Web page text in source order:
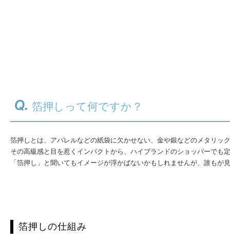
箔押しって何ですか？
箔押しとは、アパレルなどの紙袋に欠かせない、金や銀などのメタリッ
その高級感と目を惹くインパクトから、ハイブランドのショッパーでも
「箔押し」と聞いてもイメージが浮かばないかもしれませんが、誰もが
箔押しの仕組み